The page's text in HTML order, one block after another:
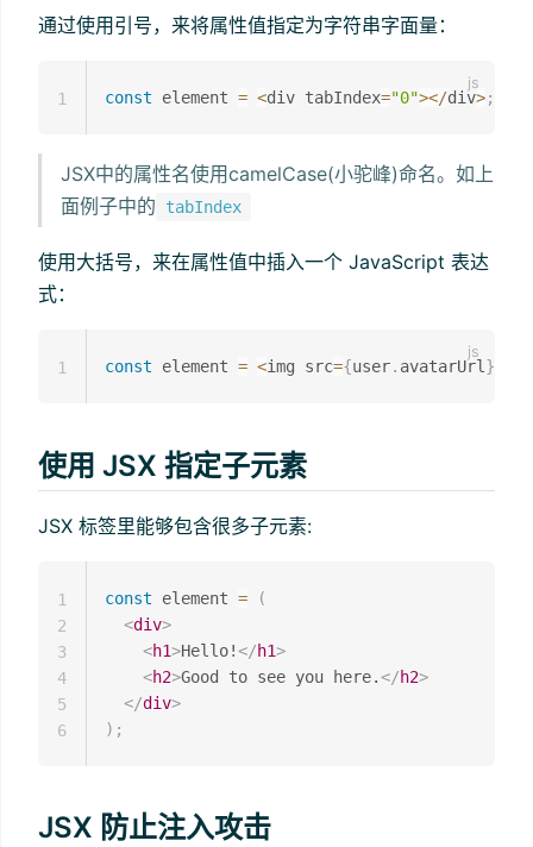
通过使用引号，来将属性值指定为字符串字面量：
const element = <div tabIndex="0"></div>;
1
JSX中的属性名使用camelCase(小驼峰)命名。如上
面例子中的
tabIndex
使用大括号，来在属性值中插入一个 JavaScript 表达
式：
const element = <img src={user. avatarUrl}
1
使用 JSX 指定子元素
JSX 标签里能够包含很多子元素:
const element =
(
<div>
<h1>Hello!</h1>
<h2>Good to see you here.</h2>
</div>
) ;
1
2
3
4
5
6
JSX 防止注入攻击